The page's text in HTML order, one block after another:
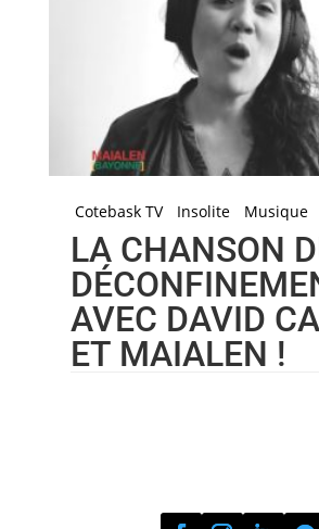
Cotebask TV Insolite Musique
LA CHANSON
AVEC DAVID
ET MAIALEN !